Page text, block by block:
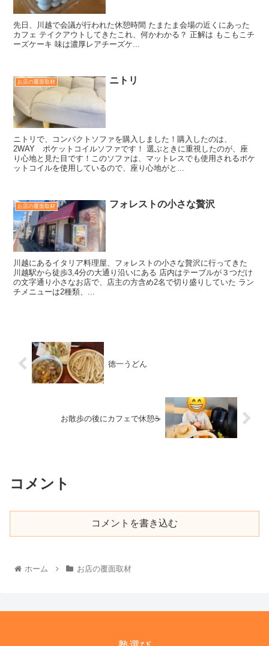
先日、川越で会議が行われた休憩時間 たまたま会場の近くにあった
カフェ テイクアウトしてきたこれ、何かわかる？ 正解は もこもこチ
ーズケーキ 味は濃厚レアチーズケ...
お店の覆面取材 ニトリ
ニトリで、コンパクトソファを購入しました！購入したのは、
2WAY ポケットコイルソファです！ 選ぶときに重視したのが、座
り心地と見た目です！このソファは、マットレスでも使用されるポケ
ットコイルを使用しているので、座り心地がと...
お店の覆面取材 フォレストの小さな贅沢
川越にあるイタリア料理屋、フォレストの小さな贅沢に行ってきた
川越駅から徒歩3,4分の大通り沿いにある 店内はテーブルが３つだけ
の文字通り小さなお店で、店主の方含め2名で切り盛りしていた ラン
チメニューは2種類、...
徳一うどん
お散歩の後にカフェで休憩☕️
コメント
コメントを書き込む
ホーム お店の覆面取材